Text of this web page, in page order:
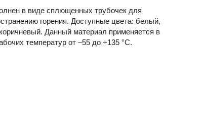
в виде сплющенных трубочек для
горения. Доступные цвета: белый,
Данный материал применяется в
температур от –55 до +135 °C.